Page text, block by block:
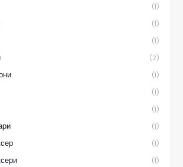
(1)
(1)
(1)
(2)
(1)
(1)
(1)
(1)
(1)
(1)